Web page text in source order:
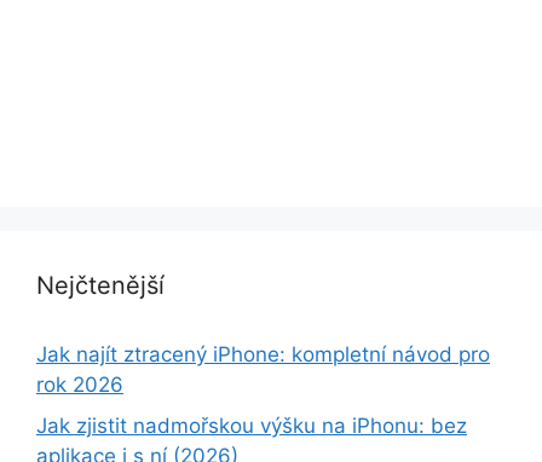
Nejčtenější
Jak najít ztracený iPhone: kompletní návod pro
rok 2026
Jak zjistit nadmořskou výšku na iPhonu: bez
aplikace i s ní (2026)